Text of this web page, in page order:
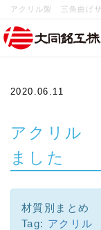
アクリル製 三角曲げ
2020.06.11
アクリル
ました
材質別まとめ
Tag: アクリル